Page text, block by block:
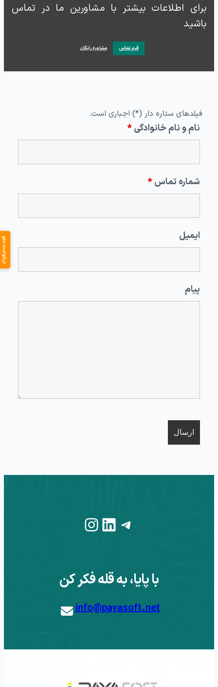
برای اطلاعات بیشتر با مشاورین ما در تماس
باشید
فرم تماس مشاوره رایگان
فیلدهای ستاره دار (*) اجباری است.
نام و نام خانوادگی*
شماره تماس*
ایمیل
پیام
Telegram
LinkedIn
Instagram
با پایا، به قله فکر کن
info@payasoft.net
درخواست دمو